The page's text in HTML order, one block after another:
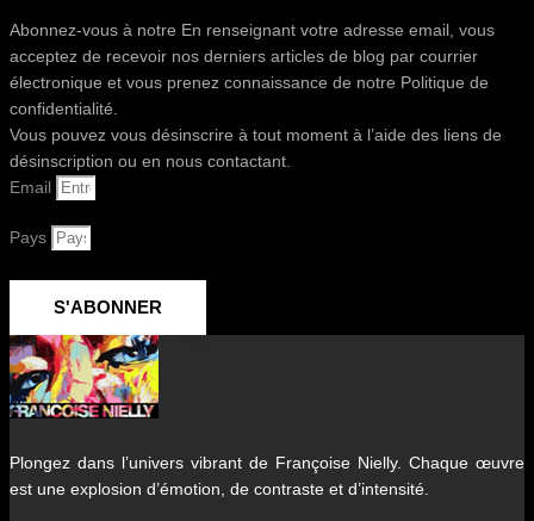
Abonnez-vous à notre En renseignant votre adresse email, vous
acceptez de recevoir nos derniers articles de blog par courrier
électronique et vous prenez connaissance de notre Politique de
confidentialité.
Vous pouvez vous désinscrire à tout moment à l’aide des liens de
désinscription ou en nous contactant.
Email
Pays
S'ABONNER
Plongez dans l’univers vibrant de Françoise Nielly. Chaque œuvre
est une explosion d’émotion, de contraste et d’intensité.